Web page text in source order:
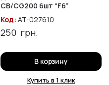
CB/CG200 6шт “F6”
Код: AT-027610
250 грн.
В корзину
Купить в 1 клик